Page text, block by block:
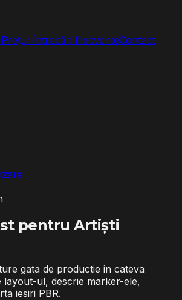
PrețuriÎntrebări frecventeContact
pentruArtiști
gata de productie in cateva
layout-ul, descrie marker-ele,
iesiri PBR.